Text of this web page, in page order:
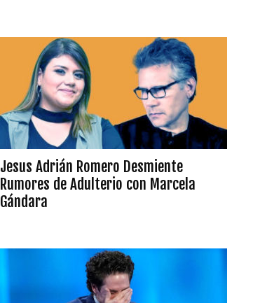
Jesus Adrián Romero Desmiente
Rumores de Adulterio con Marcela
Gándara